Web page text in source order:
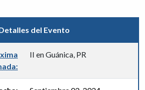
del Evento
II en Guánica, PR